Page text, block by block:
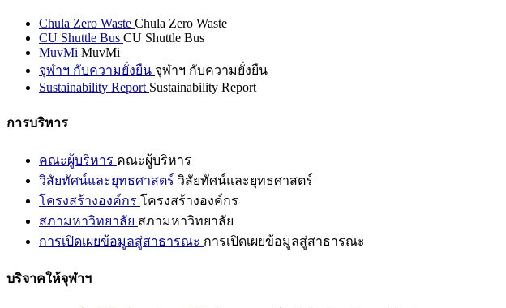
Chula Zero Waste Chula Zero Waste
CU Shuttle Bus CU Shuttle Bus
MuvMi MuvMi
จุฬาฯ กับความยั่งยืน จุฬาฯ กับความยั่งยืน
Sustainability Report Sustainability Report
การบริหาร
คณะผู้บริหาร คณะผู้บริหาร
วิสัยทัศน์และยุทธศาสตร์ วิสัยทัศน์และยุทธศาสตร์
โครงสร้างองค์กร โครงสร้างองค์กร
สภามหาวิทยาลัย สภามหาวิทยาลัย
การเปิดเผยข้อมูลสู่สาธารณะ การเปิดเผยข้อมูลสู่สาธารณะ
บริจาคให้จุฬาฯ